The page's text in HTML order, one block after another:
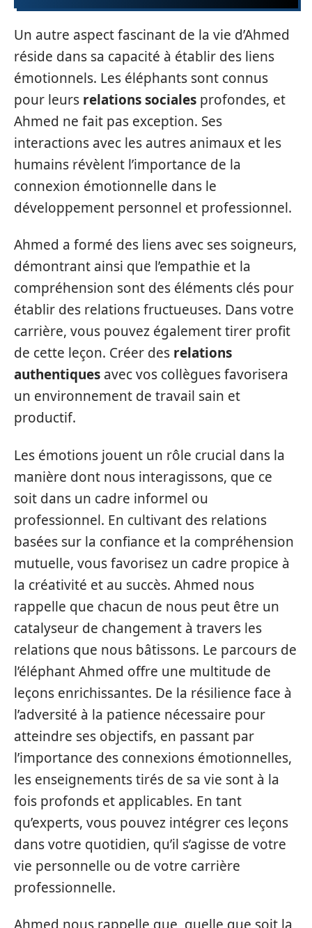
Un autre aspect fascinant de la vie d’Ahmed
réside dans sa capacité à établir des liens
émotionnels. Les éléphants sont connus
pour leurs relations sociales profondes, et
Ahmed ne fait pas exception. Ses
interactions avec les autres animaux et les
humains révèlent l’importance de la
connexion émotionnelle dans le
développement personnel et professionnel.
Ahmed a formé des liens avec ses soigneurs,
démontrant ainsi que l’empathie et la
compréhension sont des éléments clés pour
établir des relations fructueuses. Dans votre
carrière, vous pouvez également tirer profit
de cette leçon. Créer des relations
authentiques avec vos collègues favorisera
un environnement de travail sain et
productif.
Les émotions jouent un rôle crucial dans la
manière dont nous interagissons, que ce
soit dans un cadre informel ou
professionnel. En cultivant des relations
basées sur la confiance et la compréhension
mutuelle, vous favorisez un cadre propice à
la créativité et au succès. Ahmed nous
rappelle que chacun de nous peut être un
catalyseur de changement à travers les
relations que nous bâtissons. Le parcours de
l’éléphant Ahmed offre une multitude de
leçons enrichissantes. De la résilience face à
l’adversité à la patience nécessaire pour
atteindre ses objectifs, en passant par
l’importance des connexions émotionnelles,
les enseignements tirés de sa vie sont à la
fois profonds et applicables. En tant
qu’experts, vous pouvez intégrer ces leçons
dans votre quotidien, qu’il s’agisse de votre
vie personnelle ou de votre carrière
professionnelle.